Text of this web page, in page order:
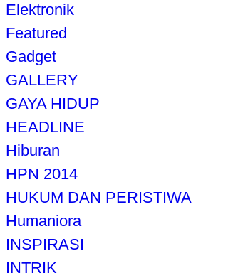
Elektronik
Featured
Gadget
GALLERY
GAYA HIDUP
HEADLINE
Hiburan
HPN 2014
HUKUM DAN PERISTIWA
Humaniora
INSPIRASI
INTRIK